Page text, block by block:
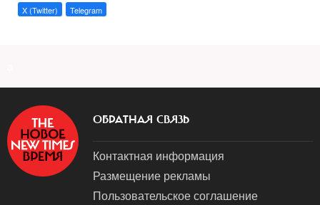
X (Twitter) Telegram
ОБРАТНАЯ СВЯЗЬ
Контактная информация
Размещение рекламы
Пользовательское соглашение